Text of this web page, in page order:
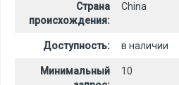
Страна
происхождения:
China
Доступность: в наличии
Минимальный
10